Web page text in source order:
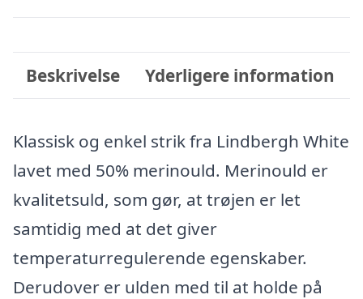
Beskrivelse Yderligere information
Klassisk og enkel strik fra Lindbergh White
lavet med 50% merinould. Merinould er
kvalitetsuld, som gør, at trøjen er let
samtidig med at det giver
temperaturregulerende egenskaber.
Derudover er ulden med til at holde på